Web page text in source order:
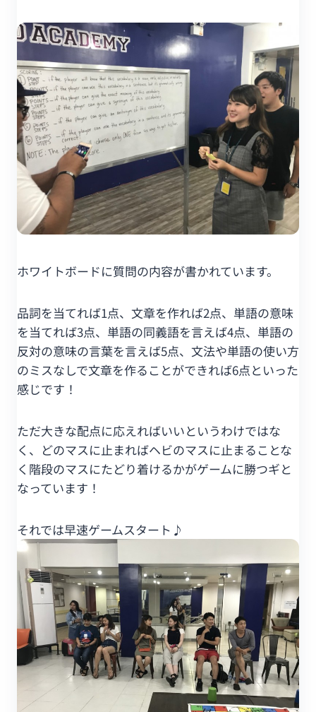
ホワイトボードに質問の内容が書かれています。
品詞を当てれば1点、文章を作れば2点、単語の意味
を当てれば3点、単語の同義語を言えば4点、単語の
反対の意味の言葉を言えば5点、文法や単語の使い方
のミスなしで文章を作ることができれば6点といった
感じです！
ただ大きな配点に応えればいいというわけではな
く、どのマスに止まればヘビのマスに止まることな
く階段のマスにたどり着けるかがゲームに勝つギと
なっています！
それでは早速ゲームスタート♪